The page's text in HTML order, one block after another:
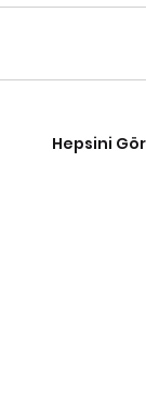
Hepsini Gör